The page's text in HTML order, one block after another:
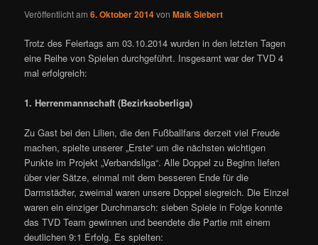
Veröffentlicht am6. Oktober 2014vonMaik Siebert
Trotz des Feiertags am 03.10.2014 wurden in den letzten Tagen
eine Reihe von Spielen durchgeführt. Insgesamt war der TVD 4
mal erfolgreich:
1. Herrenmannschaft (Bezirksoberliga)
Zu Gast bei den Lilien, die den Fußballfans derzeit viel Freude
machen, spielte unserer „Erste“ um die nächsten wichtigen
Punkte im Projekt „Verbandsliga“. Alle Doppel zu Beginn liefen
über vier Sätze, einmal mit dem besseren Ende für die
Darmstädter, zweimal waren unsere Doppel siegreich. Die Einzel
waren ein einziger Durchmarsch: sieben Spiele in Folge konnte
das TVD Team gewinnen und beendete die Partie mit einem
deutlichen 9:1 Erfolg. Es spielten: